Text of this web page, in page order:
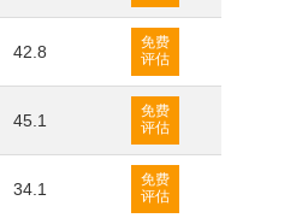
42.8
免费
评估
45.1
免费
评估
34.1
免费
评估